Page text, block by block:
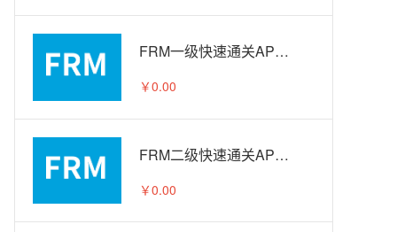
FRM一级快速通关APS智播课-试听
￥0.00
FRM二级快速通关APS智播课-试听
￥0.00